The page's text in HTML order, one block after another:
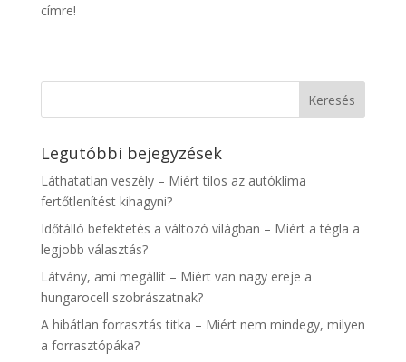
címre!
Legutóbbi bejegyzések
Láthatatlan veszély – Miért tilos az autóklíma
fertőtlenítést kihagyni?
Időtálló befektetés a változó világban – Miért a tégla a
legjobb választás?
Látvány, ami megállít – Miért van nagy ereje a
hungarocell szobrászatnak?
A hibátlan forrasztás titka – Miért nem mindegy, milyen
a forrasztópáka?